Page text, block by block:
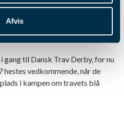
Afvis
til Dansk Trav
til Dansk Trav Derby, for nu
vedkommende, når de
i kampen om travets blå